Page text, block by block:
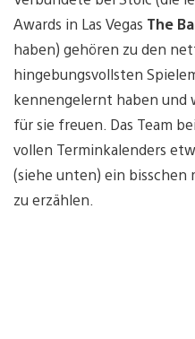
Awards in Las Vegas The
haben) gehören zu den
hingebungsvollsten
kennengelernt haben
für sie freuen. Das Team
vollen Terminkalenders
(siehe unten) ein bisschen
zu erzählen.